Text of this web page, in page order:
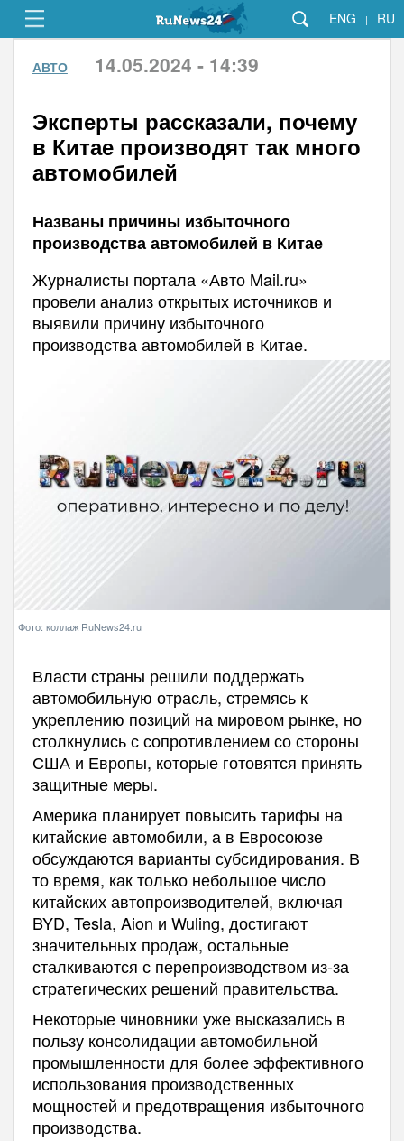
ENG | RU
АВТО 14.05.2024 - 14:39
Эксперты рассказали, почему
в Китае производят так много
автомобилей
Названы причины избыточного
производства автомобилей в Китае
Журналисты портала «Авто Mail.ru»
провели анализ открытых источников и
выявили причину избыточного
производства автомобилей в Китае.
Фото: коллаж RuNews24.ru
Власти страны решили поддержать
автомобильную отрасль, стремясь к
укреплению позиций на мировом рынке, но
столкнулись с сопротивлением со стороны
США и Европы, которые готовятся принять
защитные меры.
Америка планирует повысить тарифы на
китайские автомобили, а в Евросоюзе
обсуждаются варианты субсидирования. В
то время, как только небольшое число
китайских автопроизводителей, включая
BYD, Tesla, Aion и Wuling, достигают
значительных продаж, остальные
сталкиваются с перепроизводством из-за
стратегических решений правительства.
Некоторые чиновники уже высказались в
пользу консолидации автомобильной
промышленности для более эффективного
использования производственных
мощностей и предотвращения избыточного
производства.